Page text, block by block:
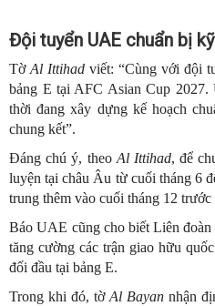
Đội tuyển UAE chuẩn bị
TờAl Ittihad viết: “Cùng với đội
bảng E tại AFC Asian Cup
thời đang xây dựng kế hoạch
chung kết”.
Đáng chú ý, theo Al Ittihad, để
luyện tại châu Âu từ cuối tháng 6
trung thêm vào cuối tháng 12
Báo UAE cũng cho biết Liên đoàn
tăng cường các trận giao hữu
đối đầu tại bảng E.
Trong khi đó, tờ Al Bayannhận